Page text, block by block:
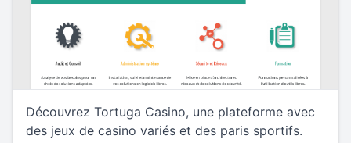
Découvrez Tortuga Casino, une plateforme avec
des jeux de casino variés et des paris sportifs.